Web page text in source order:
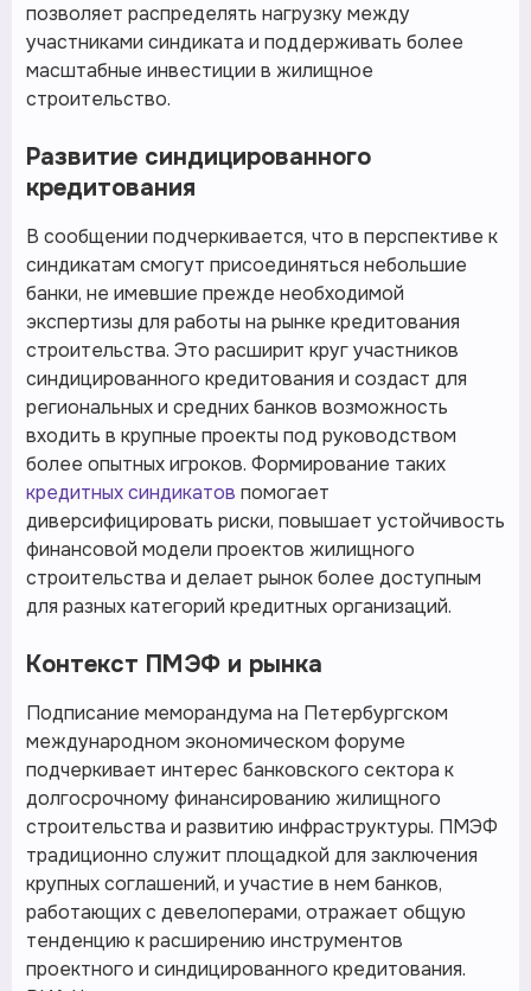
позволяет распределять нагрузку между
участниками синдиката и поддерживать более
масштабные инвестиции в жилищное
строительство.
Развитие синдицированного
кредитования
В сообщении подчеркивается, что в перспективе к
синдикатам смогут присоединяться небольшие
банки, не имевшие прежде необходимой
экспертизы для работы на рынке кредитования
строительства. Это расширит круг участников
синдицированного кредитования и создаст для
региональных и средних банков возможность
входить в крупные проекты под руководством
более опытных игроков. Формирование таких
кредитных синдикатов помогает
диверсифицировать риски, повышает устойчивость
финансовой модели проектов жилищного
строительства и делает рынок более доступным
для разных категорий кредитных организаций.
Контекст ПМЭФ и рынка
Подписание меморандума на Петербургском
международном экономическом форуме
подчеркивает интерес банковского сектора к
долгосрочному финансированию жилищного
строительства и развитию инфраструктуры. ПМЭФ
традиционно служит площадкой для заключения
крупных соглашений, и участие в нем банков,
работающих с девелоперами, отражает общую
тенденцию к расширению инструментов
проектного и синдицированного кредитования.